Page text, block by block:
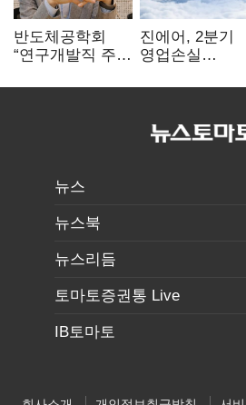
반도체공학회
“연구개발직 주
개선해야”
진에어, 2분기
영업손실
상승 여파
뉴스
뉴스북
뉴스리듬
토마토증권통 Live
IB토마토